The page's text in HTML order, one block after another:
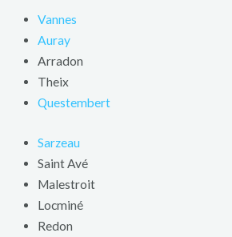
Vannes
Auray
Arradon
Theix
Questembert
Sarzeau
Saint Avé
Malestroit
Locminé
Redon